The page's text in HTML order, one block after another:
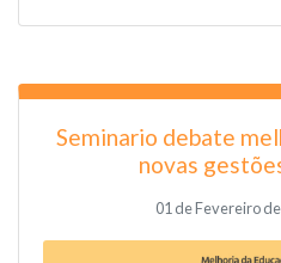
Seminario debate
novas
01 de Fevereiro